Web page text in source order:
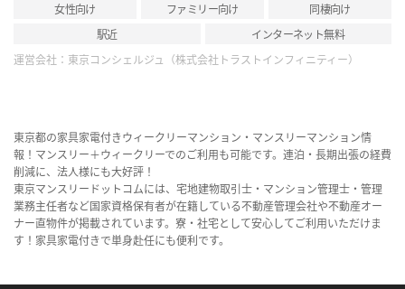
女性向け ファミリー向け
同棲向け
駅近
インターネット無料
運営会社： 東京コンシェルジュ（株式会社トラストインフィニティー）
東京都の家具家電付きウィークリーマンション・マンスリーマンション情
報！マンスリー＋ウィークリーでのご利用も可能です。連泊・長期出張の経費
削減に、法人様にも大好評！
東京マンスリードットコムには、宅地建物取引士・マンション管理士・管理
業務主任者など国家資格保有者が在籍している不動産管理会社や不動産オー
ナー直物件が掲載されています。寮・社宅として安心してご利用いただけま
す！家具家電付きで単身赴任にも便利です。